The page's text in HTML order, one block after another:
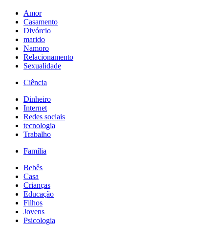
Amor
Casamento
Divórcio
marido
Namoro
Relacionamento
Sexualidade
Ciência
Dinheiro
Internet
Redes sociais
tecnologia
Trabalho
Família
Bebês
Casa
Crianças
Educação
Filhos
Jovens
Psicologia